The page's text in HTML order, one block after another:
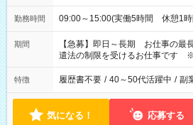
勤務時間 09:00～15:00(実働5時間 休憩1
期間
【急募】即日～長期 お仕事の
遣法の制限を受けるお仕事です
特徴 履歴書不要 / 40～50代活躍中 / 副
気になる！ 応募する